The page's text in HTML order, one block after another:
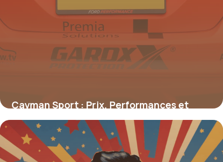
Cayman Sport : Prix, Performances et
Conseils
16 juin 2026